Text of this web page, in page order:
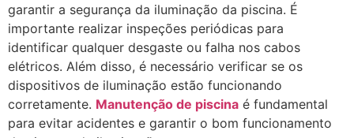
garantir a segurança da iluminação da piscina. É
importante realizar inspeções periódicas para
identificar qualquer desgaste ou falha nos cabos
elétricos. Além disso, é necessário verificar se os
dispositivos de iluminação estão funcionando
corretamente. Manutenção de piscina é fundamental
para evitar acidentes e garantir o bom funcionamento